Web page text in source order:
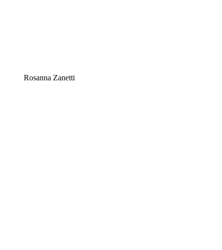
Rosanna Zanetti